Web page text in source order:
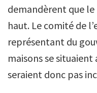
demandèrent que
haut. Le comité de
représentant du
maisons se situaient
seraient donc pas